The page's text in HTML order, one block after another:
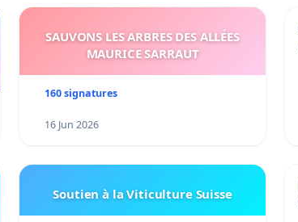
SAUVONS LES ARBRES DES ALLÉES
MAURICE SARRAUT
160 signatures
16 Jun 2026
Soutien à la Viticulture Suisse